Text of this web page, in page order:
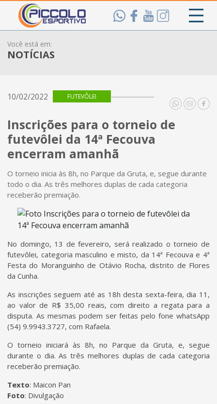
Você está em:
NOTÍCIAS
10/02/2022 FUTEVÔLEI
Inscrições para o torneio de
futevôlei da 14ª Fecouva
encerram amanhã
O torneio inicia às 8h, no Parque da Gruta, e, segue durante
todo o dia. As três melhores duplas de cada categoria
receberão premiação.
No domingo, 13 de fevereiro, será realizado o torneio de
futevôlei, categoria masculino e misto, da 14ª Fecouva e 4ª
Festa do Moranguinho de Otávio Rocha, distrito de Flores
da Cunha.
As inscrições seguem até as 18h desta sexta-feira, dia 11,
ao valor de R$ 35,00 reais, com direito a regata para a
disputa. As mesmas podem ser feitas pelo fone whatsApp
(54) 9.9943.3727, com Rafaela.
O torneio iniciará às 8h, no Parque da Gruta, e, segue
durante o dia. As três melhores duplas de cada categoria
receberão premiação.
Texto: Maicon Pan
Foto: Divulgação